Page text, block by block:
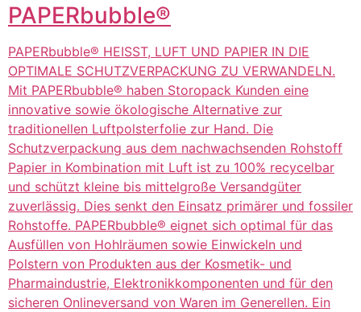
PAPERbubble®
PAPERbubble® HEISST, LUFT UND PAPIER IN DIE
OPTIMALE SCHUTZVERPACKUNG ZU VERWANDELN.
Mit PAPERbubble® haben Storopack Kunden eine
innovative sowie ökologische Alternative zur
traditionellen Luftpolsterfolie zur Hand. Die
Schutzverpackung aus dem nachwachsenden Rohstoff
Papier in Kombination mit Luft ist zu 100% recycelbar
und schützt kleine bis mittelgroße Versandgüter
zuverlässig. Dies senkt den Einsatz primärer und fossiler
Rohstoffe. PAPERbubble® eignet sich optimal für das
Ausfüllen von Hohlräumen sowie Einwickeln und
Polstern von Produkten aus der Kosmetik- und
Pharmaindustrie, Elektronikkomponenten und für den
sicheren Onlineversand von Waren im Generellen. Ein